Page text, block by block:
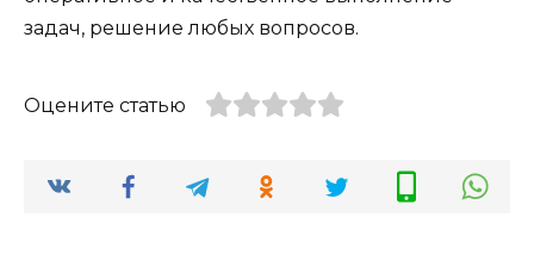
задач, решение любых вопросов.
Оцените статью